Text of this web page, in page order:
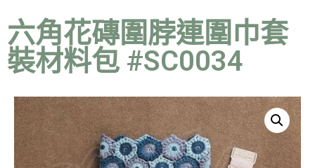
六角花磚圍脖連圍巾套
裝材料包 #SC0034